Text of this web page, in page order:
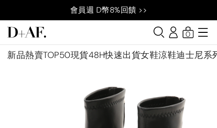
會員週 D幣8%回饋 >>
新品熱賣TOP50現貨48H快速出貨女鞋涼鞋迪士尼系
0